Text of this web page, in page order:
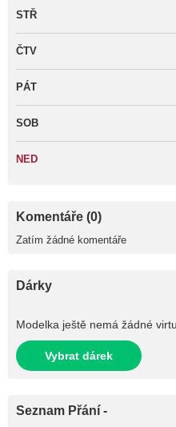
STŘ
ČTV
PÁT
SOB
NED
Komentáře (0)
Zatím žádné komentáře
Dárky
Modelka ještě nemá žádné
Vybrat dárek
Seznam Přání -